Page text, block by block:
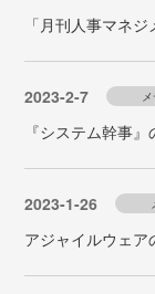
「月刊人事マネ
2023-2-7
『システム幹事
2023-1-26
アジャイルウェ